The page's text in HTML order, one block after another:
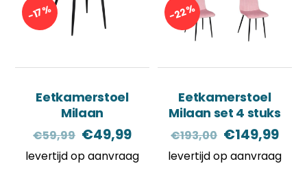
-17%
Eetkamerstoel
Milaan
€59,99 Oorspronkelijke
prijs
€49,99Huidige
prijs
levertijd op aanvraag
-22%
Eetkamerstoel
Milaan set 4 stuks
€193,00
prijs
€149,99
levertijd op aanvraag